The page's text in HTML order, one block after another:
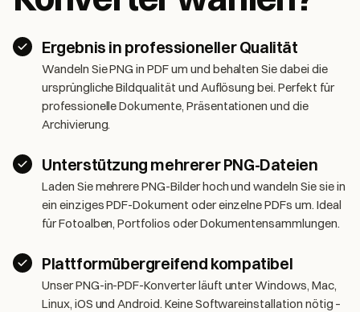
Ergebnis in professioneller Qualität
Wandeln Sie PNG in PDF um und behalten Sie dabei die
ursprüngliche Bildqualität und Auflösung bei. Perfekt für
professionelle Dokumente, Präsentationen und die
Archivierung.
Unterstützung mehrerer PNG-Dateien
Laden Sie mehrere PNG-Bilder hoch und wandeln Sie sie in
ein einziges PDF-Dokument oder einzelne PDFs um. Ideal
für Fotoalben, Portfolios oder Dokumentensammlungen.
Plattformübergreifend kompatibel
Unser PNG-in-PDF-Konverter läuft unter Windows, Mac,
Linux, iOS und Android. Keine Softwareinstallation nötig –